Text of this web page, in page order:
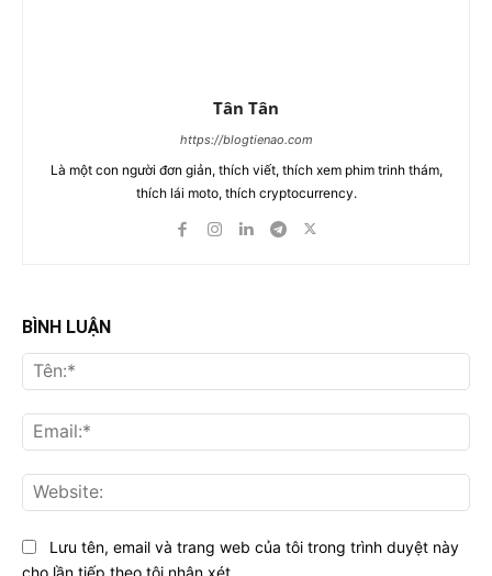
Tân Tân
https://blogtienao.com
Là một con người đơn giản, thích viết, thích xem phim trinh thám,
thích lái moto, thích cryptocurrency.
BÌNH LUẬN
Lưu tên, email và trang web của tôi trong trình duyệt này
cho lần tiếp theo tôi nhận xét.